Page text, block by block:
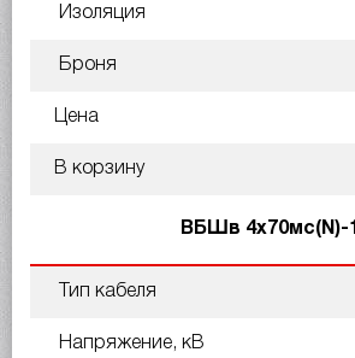
Изоляция
Броня
Цена
В корзину
ВБШв 4х70мс(N)-1
Тип кабеля
Напряжение, кВ